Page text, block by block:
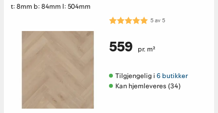
t: 8mm b: 84mm l: 504mm
Karakter: 5.0 av 5 mulige
5av5
559 pr. m²
Tilgjengelig i 6 butikker
Kan hjemleveres (34)